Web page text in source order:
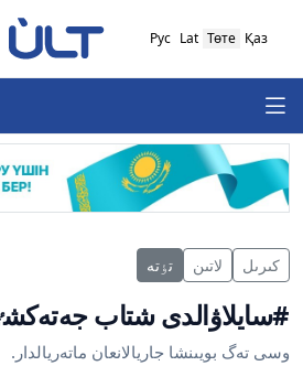
Қаз
Төте
Lat
Рус
كىرىل لاتىن تٶتە
#سايلاۋالدى شتاب
وسى تەگ بويىنشا جاريالانعان ماتەريالدار.